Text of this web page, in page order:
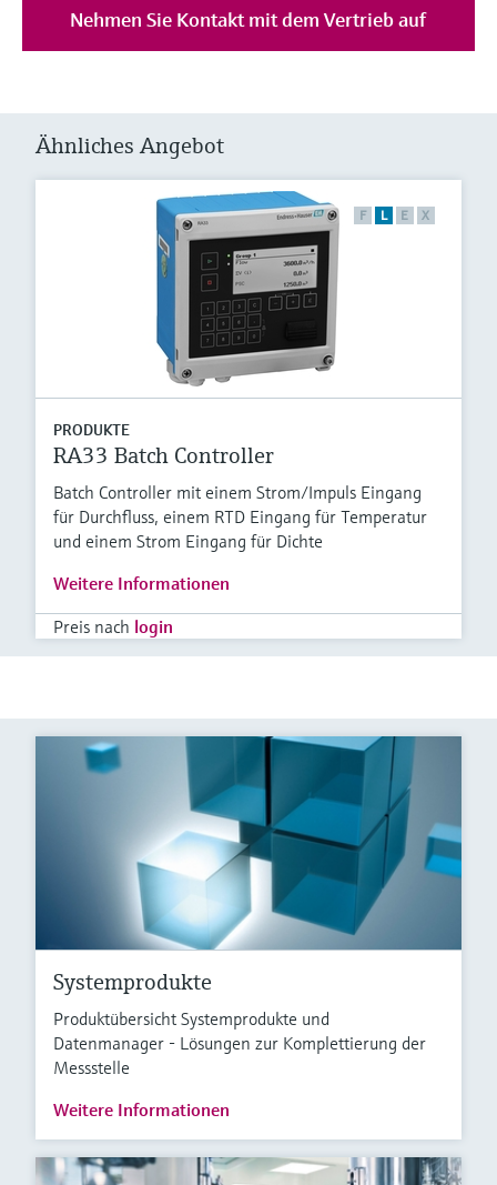
Nehmen Sie Kontakt mit dem Vertrieb auf
Ähnliches Angebot
F L E X
PRODUKTE
RA33 Batch Controller
Batch Controller mit einem Strom/Impuls Eingang
für Durchfluss, einem RTD Eingang für Temperatur
und einem Strom Eingang für Dichte
Weitere Informationen
Preis nach login
Systemprodukte
Produktübersicht Systemprodukte und
Datenmanager - Lösungen zur Komplettierung der
Messstelle
Weitere Informationen